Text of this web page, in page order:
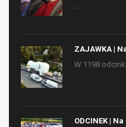
ZAJAWKA |
W 1198
ODCINEK |